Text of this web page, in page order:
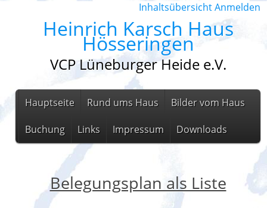
InhaltsübersichtAnmelden
Heinrich Karsch Haus
Hösseringen
VCP Lüneburger Heide e.V.
Hauptseite Rund ums Haus Bilder vom Haus
Buchung Links Impressum Downloads
Belegungsplan als Liste